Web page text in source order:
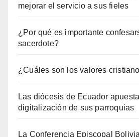
mejorar el servicio a sus fieles
¿Por qué es importante
sacerdote?
¿Cuáles son los valores
Las diócesis de Ecuador
digitalización de sus parroquias
La Conferencia Episcopal